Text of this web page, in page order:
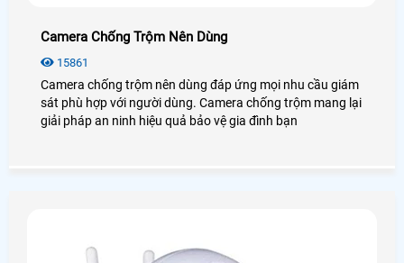
Camera Chống Trộm Nên Dùng
15861
Camera chống trộm nên dùng đáp ứng mọi nhu cầu giám
sát phù hợp với người dùng. Camera chống trộm mang lại
giải pháp an ninh hiệu quả bảo vệ gia đình bạn